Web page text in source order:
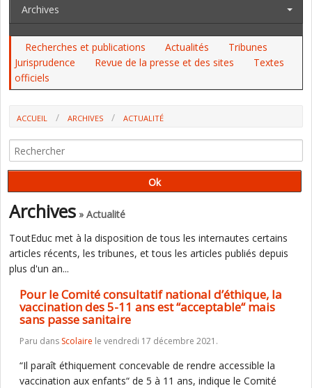
Archives
Recherches et publications Actualités
Tribunes
Jurisprudence
Revue de la presse et des sites
Textes
officiels
ACCUEIL ARCHIVES
ACTUALITÉ
VACCINATION DES 5-11 ANS EST “ACCEPTABLE“ MAIS SANS PASSE
SANITAIRE
Archives » Actualité
ToutEduc met à la disposition de tous les internautes certains
articles récents, les tribunes, et tous les articles publiés depuis
plus d'un an...
Pour le Comité consultatif national d’éthique, la
vaccination des 5-11 ans est “acceptable“ mais
sans passe sanitaire
Paru dans Scolaire le vendredi 17 décembre 2021.
“Il paraît éthiquement concevable de rendre accessible la
vaccination aux enfants“ de 5 à 11 ans, indique le Comité